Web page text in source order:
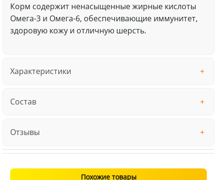
Корм содержит ненасыщенные жирные кислоты
Омега-3 и Омега-6, обеспечивающие иммунитет,
здоровую кожу и отличную шерсть.
Характеристики
Состав
Отзывы
Похожие товары